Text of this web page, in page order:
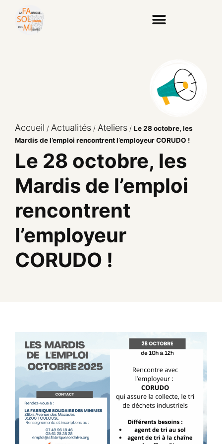
Accueil / Actualités / Ateliers / Le 28 octobre, les
Mardis de l’emploi rencontrent l’employeur CORUDO !
Le 28 octobre, les
Mardis de l’emploi
rencontrent
l’employeur
CORUDO !